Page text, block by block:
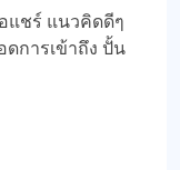
แชร์ แนวคิดดีๆ
ดการเข้าถึง ปั้น